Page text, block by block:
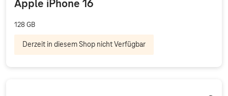
Apple iPhone 16
128 GB
Derzeit in diesem Shop nicht Verfügbar